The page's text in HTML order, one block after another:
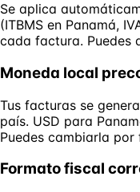
Se aplica
(ITBMS en Panamá,
cada factura. Puedes
Moneda local
Tus facturas se
país. USD para
Puedes cambiarla por
Formato fiscal